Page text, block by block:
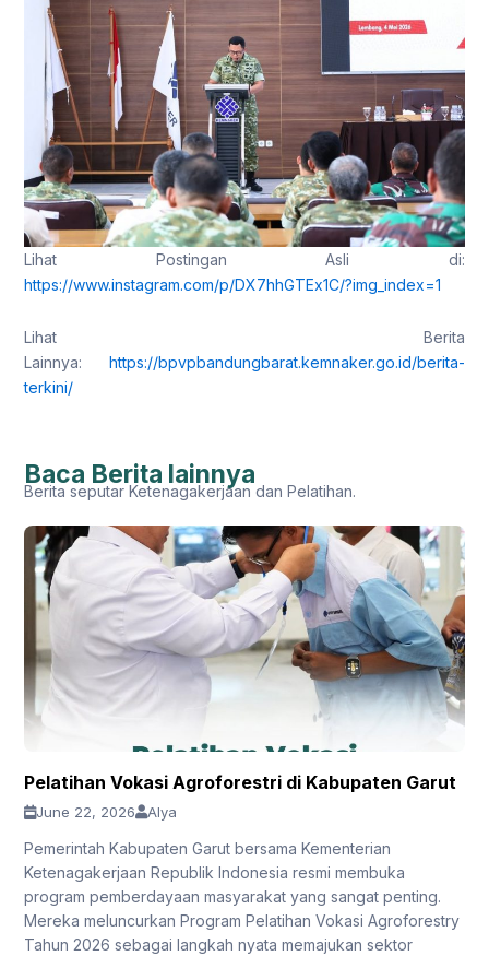
Lihat Postingan Asli di:
https://www.instagram.com/p/DX7hhGTEx1C/?img_index=1
Lihat Berita
Lainnya: https://bpvpbandungbarat.kemnaker.go.id/berita-
terkini/
Baca Berita lainnya
Berita seputar Ketenagakerjaan dan Pelatihan.
Pelatihan Vokasi Agroforestri di Kabupaten Garut
June 22, 2026 Alya
Pemerintah Kabupaten Garut bersama Kementerian
Ketenagakerjaan Republik Indonesia resmi membuka
program pemberdayaan masyarakat yang sangat penting.
Mereka meluncurkan Program Pelatihan Vokasi Agroforestry
Tahun 2026 sebagai langkah nyata memajukan sektor